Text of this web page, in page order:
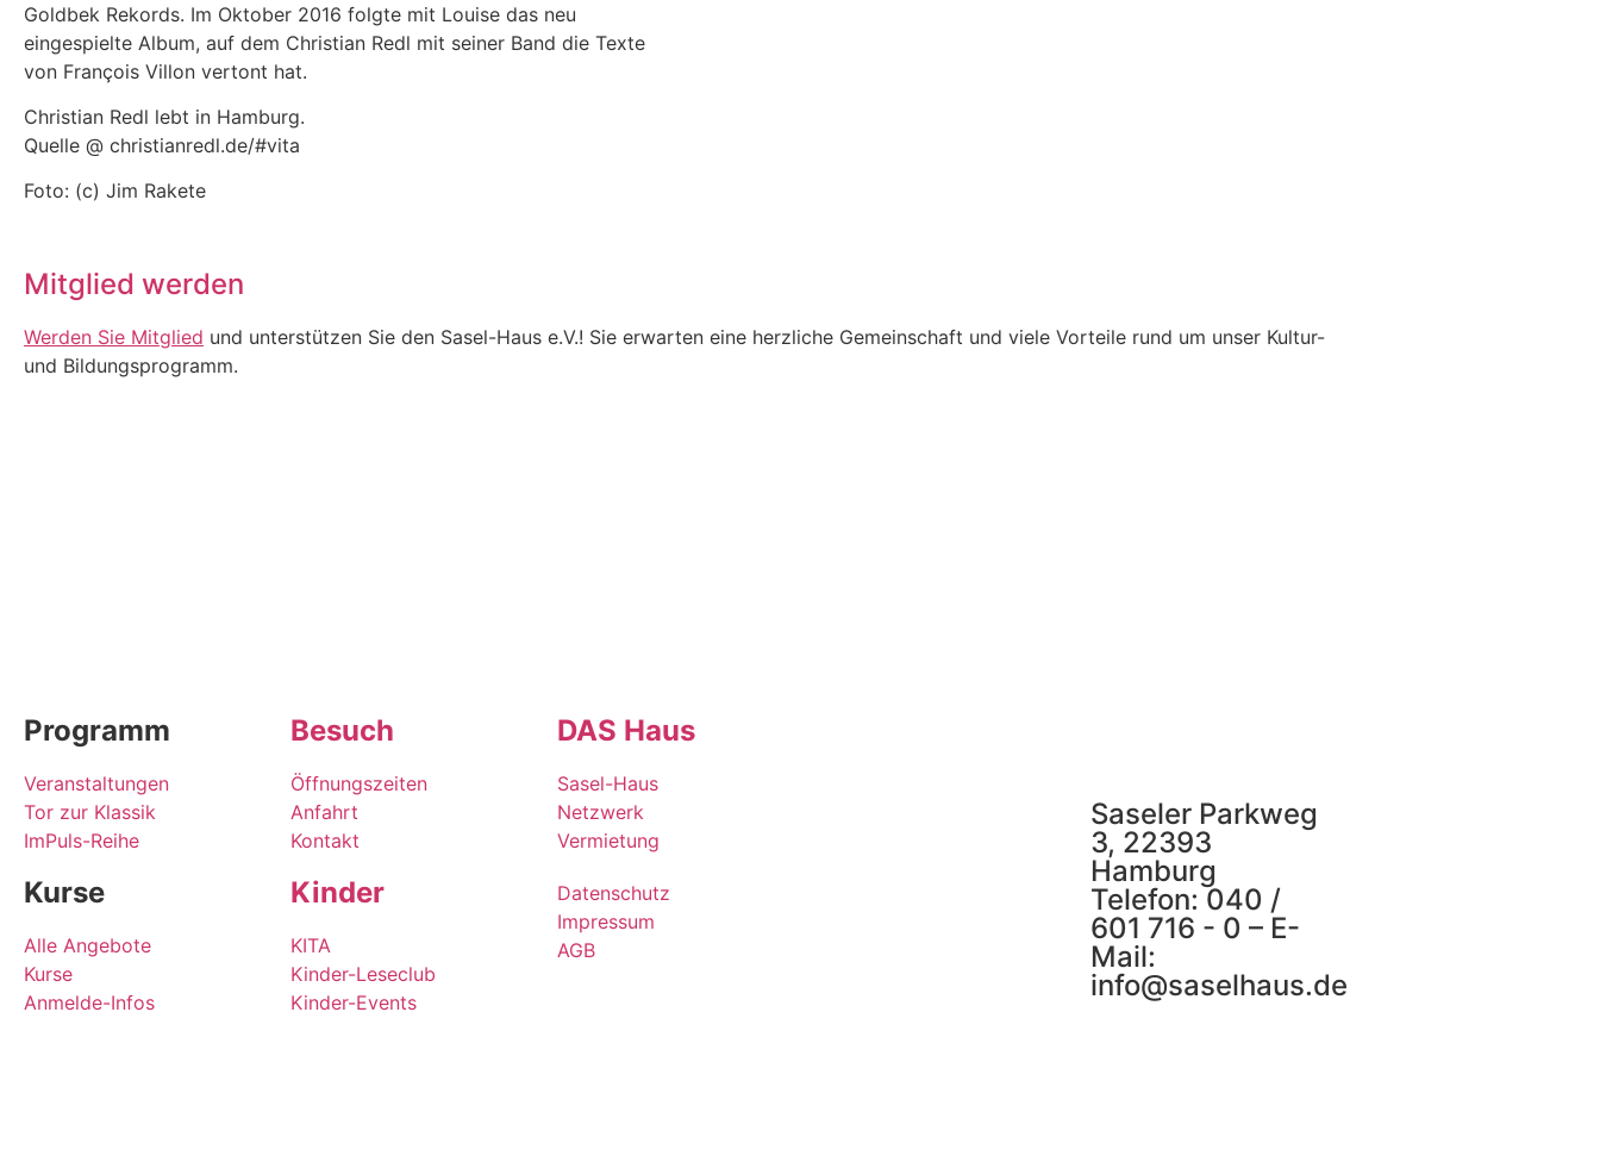
Goldbek Rekords. Im Oktober 2016 folgte mit Louise das neu
eingespielte Album, auf dem Christian Redl mit seiner Band die Texte
von François Villon vertont hat.
Christian Redl lebt in Hamburg.
Quelle @ christianredl.de/#vita
Foto: (c) Jim Rakete
Mitglied werden
Werden Sie Mitglied und unterstützen Sie den Sasel-Haus e.V.! Sie erwarten eine herzliche Gemeinschaft und viele Vorteile rund um unser Kultur-
und Bildungsprogramm.
Programm
Veranstaltungen
Tor zur Klassik
ImPuls-Reihe
Kurse
Alle Angebote
Kurse
Anmelde-Infos
Besuch
Öffnungszeiten
Anfahrt
Kontakt
Kinder
KITA
Kinder-Leseclub
Kinder-Events
DAS Haus
Sasel-Haus
Netzwerk
Vermietung
Datenschutz
Impressum
AGB
Saseler Parkweg
3, 22393
Hamburg
Telefon: 040 /
601 716 - 0 – E-
Mail:
info@saselhaus.de